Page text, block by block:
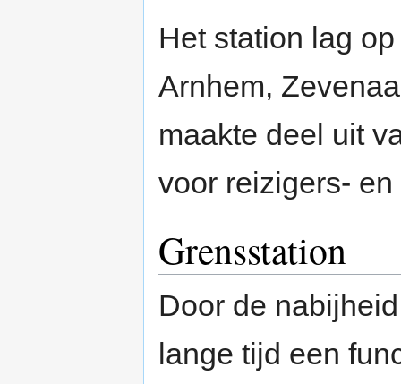
Het station lag
Arnhem,
maakte deel uit
voor reizigers-
Grensstation
Door de
lange tijd een